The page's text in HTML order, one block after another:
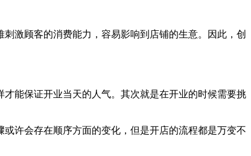
激顾客的消费能力，容易影响到店铺的生意。因此，创
能保证开业当天的人气。其次就是在开业的时候需要挑
许会存在顺序方面的变化，但是开店的流程都是万变不